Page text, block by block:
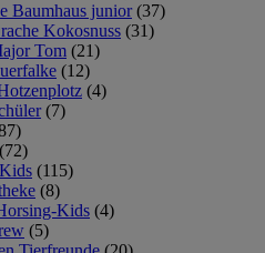
Baumhaus junior (37)
Kokosnuss (31)
Tom (21)
(12)
(4)
(7)
(72)
(115)
(8)
Kids (4)
(5)